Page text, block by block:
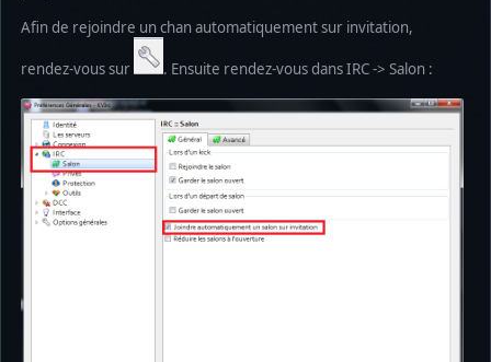
Afin de rejoindre un chan automatiquement sur invitation,
rendez-vous sur . Ensuite rendez-vous dans IRC -> Salon :